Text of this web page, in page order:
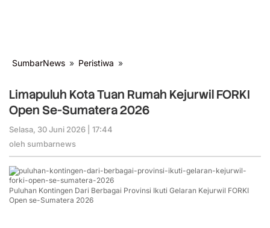
SumbarNews » Peristiwa »
Tuan
Rumah
Kejurwil
2026
Limapuluh Kota Tuan Rumah Kejurwil FORKI
Open Se-Sumatera 2026
Selasa, 30 Juni 2026 | 17:44
oleh sumbarnews
Puluhan Kontingen Dari Berbagai Provinsi Ikuti Gelaran Kejurwil FORKI
Open se-Sumatera 2026